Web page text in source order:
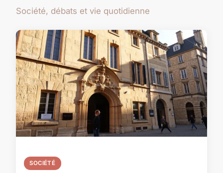
Société, débats et vie quotidienne
SOCIÉTÉ